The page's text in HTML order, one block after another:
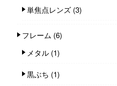
単焦点レンズ (3)
フレーム (6)
メタル (1)
黒ぶち (1)